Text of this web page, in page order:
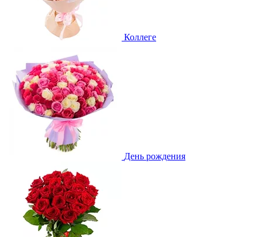
Коллеге
День рождения